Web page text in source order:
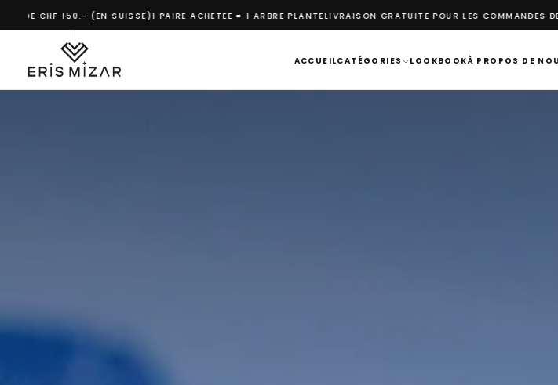
PASSER
CONTENU
ACHETEE = 1 ARBRE PLANTELIVRAISON GRATUITE POUR LES COMMANDES DE PLUS DE CHF 150.- (EN SUISSE)1
ACCUEILCATÉGORIES LOOKBOOKÀ PROPOS DE